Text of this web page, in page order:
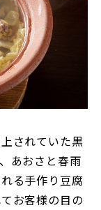
されていた黒
あおさと春雨
る手作り豆腐
お客様の目の